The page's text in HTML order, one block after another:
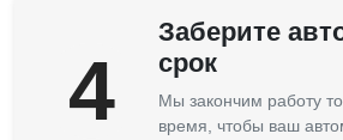
4
Заберите
срок
Мы закончим работу
время, чтобы ваш